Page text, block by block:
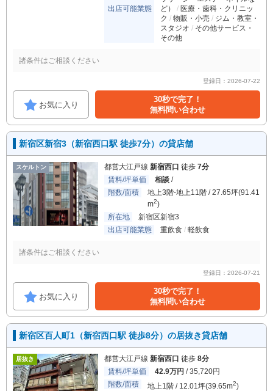
出店可能業態
ど）
医療・歯科・クリニッ
ク
物販・小売
ジム・教室・
スタジオ
その他サービス・
その他
諸条件はご相談ください
登録日：2026-07-22
お気に入り
30秒で完了！
無料問い合わせ
新宿区新宿3（新宿西口駅 徒歩7分）の貸店舗
スケルトン 都営大江戸線 新宿西口 徒歩 7分
賃料/坪単価
相談 /
階数/面積
地上3階-地上11階 / 27.65坪(91.41
m2)
所在地
新宿区新宿3
出店可能業態
重飲食 軽飲食
諸条件はご相談ください
登録日：2026-07-21
お気に入り
30秒で完了！
無料問い合わせ
新宿区百人町1（新宿西口駅 徒歩8分）の居抜き貸店舗
居抜き 都営大江戸線 新宿西口 徒歩 8分
賃料/坪単価
42.9万円 / 35,720円
階数/面積
地上1階 / 12.01坪(39.65m2)